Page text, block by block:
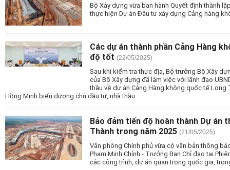
Bộ Xây dựng vừa ban hành Quyết định thành
thực hiện Dự án Đầu tư xây dựng Cảng hàng
Các dự án thành phần Cảng Hàng
độ tốt (22/05/2025)
Sau khi kiểm tra thực địa, Bộ trưởng Bộ Xây
của Bộ Xây dựng đã làm việc với lãnh đạo
thầu về dự án Cảng Hàng không quốc tế Long
Hồng Minh biểu dương chủ đầu tư, nhà thầu.
Bảo đảm tiến độ hoàn thành Dự án
Thành trong năm 2025 (21/05/2025)
Văn phòng Chính phủ vừa có văn bản thông
Phạm Minh Chính - Trưởng Ban Chỉ đạo tại
các công trình, dự án quan trọng quốc gia,